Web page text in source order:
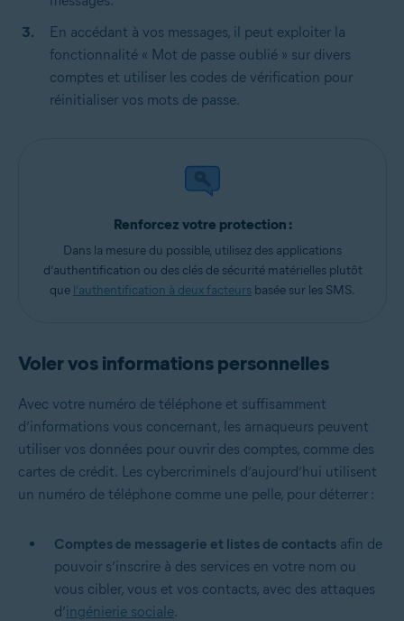
En accédant à vos messages, il peut exploiter la
fonctionnalité « Mot de passe oublié » sur divers
comptes et utiliser les codes de vérification pour
réinitialiser vos mots de passe.
Renforcez votre protection :
Dans la mesure du possible, utilisez des applications
d’authentification ou des clés de sécurité matérielles plutôt
que l’authentification à deux facteurs basée sur les SMS.
Voler vos informations personnelles
Avec votre numéro de téléphone et suffisamment
d’informations vous concernant, les arnaqueurs peuvent
utiliser vos données pour ouvrir des comptes, comme des
cartes de crédit. Les cybercriminels d’aujourd’hui utilisent
un numéro de téléphone comme une pelle, pour déterrer :
Comptes de messagerie et listes de contacts afin de
pouvoir s’inscrire à des services en votre nom ou
vous cibler, vous et vos contacts, avec des attaques
d’ingénierie sociale.